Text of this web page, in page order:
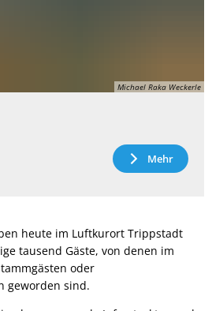
Michael Raka Weckerle
Mehr
heute im Luftkurort Trippstadt
tausend Gäste, von denen im
oder
geworden sind.